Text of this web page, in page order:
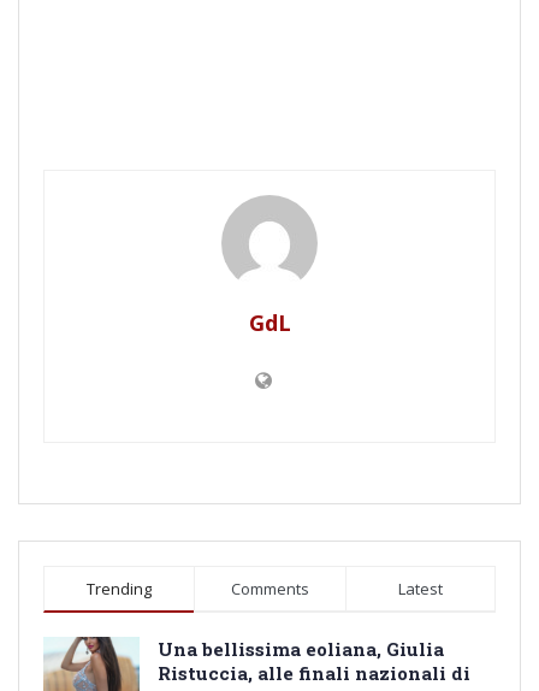
GdL
Trending Comments Latest
Una bellissima eoliana, Giulia
Ristuccia, alle finali nazionali di